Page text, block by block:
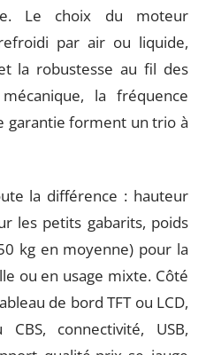
Le choix du moteur
par air ou liquide,
la robustesse au fil des
la fréquence
garantie forment un trio à
la différence : hauteur
les petits gabarits, poids
kg en moyenne) pour la
ou en usage mixte. Côté
de bord TFT ou LCD,
connectivité, USB,